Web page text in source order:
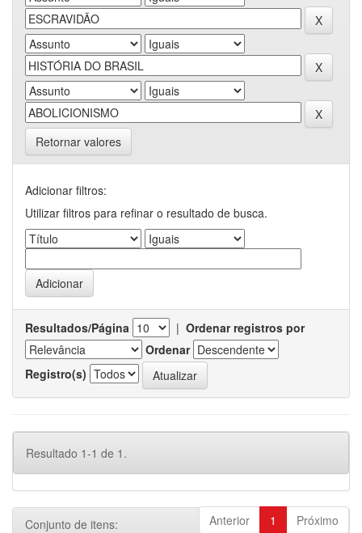
Retornar valores
Adicionar filtros:
Utilizar filtros para refinar o resultado de busca.
Resultados/Página | Ordenar registros por
Ordenar
Registro(s)
Resultado 1-1 de 1.
Anterior 1 Próximo
Conjunto de itens: